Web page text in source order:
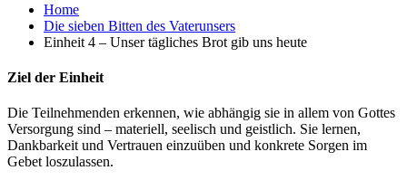
Home
Die sieben Bitten des Vaterunsers
Einheit 4 – Unser tägliches Brot gib uns heute
Ziel der Einheit
Die Teilnehmenden erkennen, wie abhängig sie in allem von Gottes
Versorgung sind – materiell, seelisch und geistlich. Sie lernen,
Dankbarkeit und Vertrauen einzuüben und konkrete Sorgen im
Gebet loszulassen.